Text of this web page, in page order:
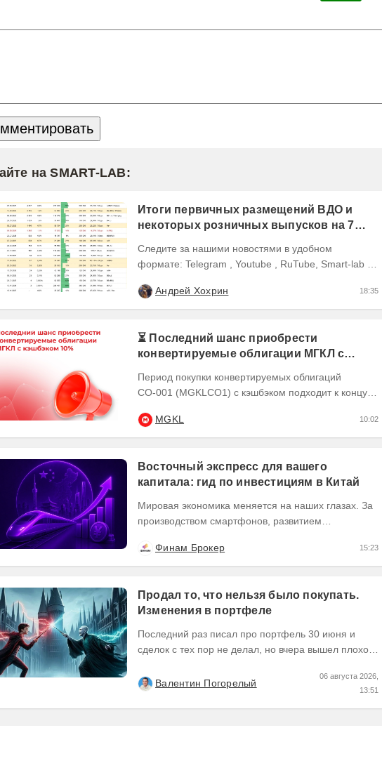
на SMART-LAB:
Итоги первичных размещений ВДО и
некоторых розничных выпусков на 7
Следите за нашими новостями в удобном
формате: Telegram , Youtube , RuTube, Smart-lab ,
Андрей Хохрин
18:35
⏳ Последний шанс приобрести
конвертируемые облигации МГКЛ с
Период покупки конвертируемых облигаций
СО-001 (MGKLCO1) с кэшбэком подходит к концу.
квалифицированным...
MGKL 10:02
Восточный экспресс для вашего
капитала: гид по инвестициям в Китай
Мировая экономика меняется на наших глазах. За
производством смартфонов, развитием
часто...Финам Брокер 15:23
Продал то, что нельзя было покупать.
Изменения в портфеле
Последний раз писал про портфель 30 июня и
сделок с тех пор не делал, но вчера вышел плохой
Валентин Погорелый
06 августа 2026,
13:51